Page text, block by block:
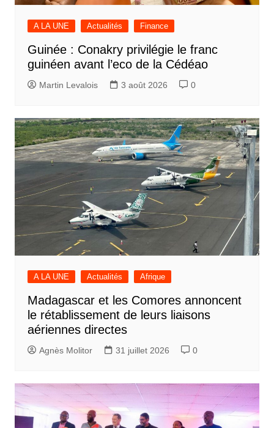
A LA UNE Actualités Finance
Guinée : Conakry privilégie le franc
guinéen avant l’eco de la Cédéao
Martin Levalois 3 août 2026 0
A LA UNE Actualités Afrique
Madagascar et les Comores annoncent
le rétablissement de leurs liaisons
aériennes directes
Agnès Molitor 31 juillet 2026 0